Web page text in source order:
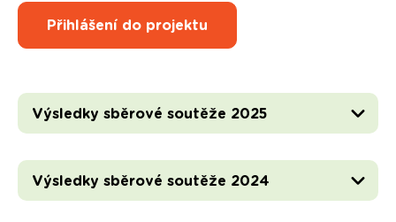
Přihlášení do projektu
Výsledky sběrové soutěže 2025
Výsledky sběrové soutěže 2024